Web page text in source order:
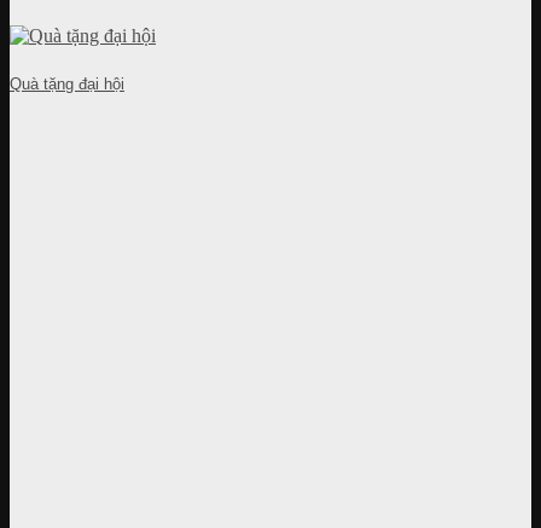
Quà tặng đại hội